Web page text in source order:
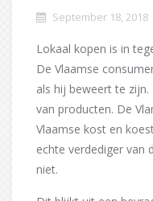
September 18, 2018
Lokaal kopen is in
De Vlaamse
als hij beweert te
van producten. De
Vlaamse kost en
echte verdediger van
niet.